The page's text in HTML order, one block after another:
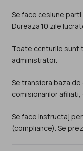
Se face cesiune
Dureaza 10 zile
Toate conturile sunt
administrator.
Se transfera baza
comisionarilor
Se face instructaj
(compliance). Se